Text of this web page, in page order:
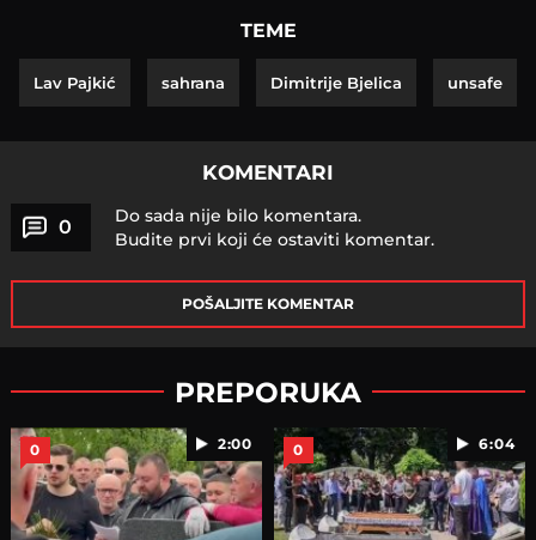
TEME
Lav Pajkić sahrana Dimitrije Bjelica unsafe
KOMENTARI
0
Do sada nije bilo komentara.
Budite prvi koji će ostaviti komentar.
POŠALJITE KOMENTAR
PREPORUKA
2:00
0 6:04
0